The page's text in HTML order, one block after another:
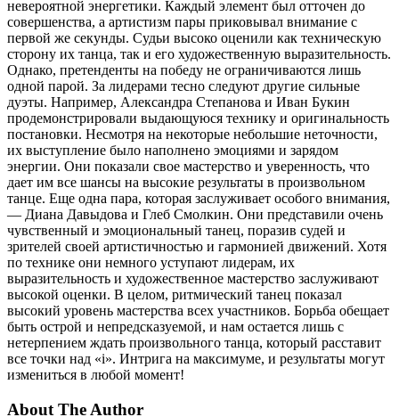
невероятной энергетики. Каждый элемент был отточен до
совершенства, а артистизм пары приковывал внимание с
первой же секунды. Судьи высоко оценили как техническую
сторону их танца, так и его художественную выразительность.
Однако, претенденты на победу не ограничиваются лишь
одной парой. За лидерами тесно следуют другие сильные
дуэты. Например, Александра Степанова и Иван Букин
продемонстрировали выдающуюся технику и оригинальность
постановки. Несмотря на некоторые небольшие неточности,
их выступление было наполнено эмоциями и зарядом
энергии. Они показали свое мастерство и уверенность, что
дает им все шансы на высокие результаты в произвольном
танце. Еще одна пара, которая заслуживает особого внимания,
— Диана Давыдова и Глеб Смолкин. Они представили очень
чувственный и эмоциональный танец, поразив судей и
зрителей своей артистичностью и гармонией движений. Хотя
по технике они немного уступают лидерам, их
выразительность и художественное мастерство заслуживают
высокой оценки. В целом, ритмический танец показал
высокий уровень мастерства всех участников. Борьба обещает
быть острой и непредсказуемой, и нам остается лишь с
нетерпением ждать произвольного танца, который расставит
все точки над «i». Интрига на максимуме, и результаты могут
измениться в любой момент!
About The Author